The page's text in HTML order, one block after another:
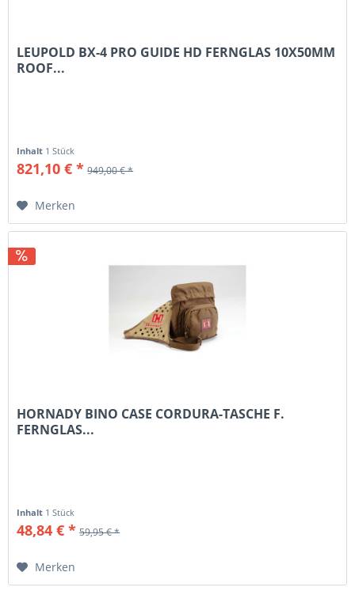
LEUPOLD BX-4 PRO GUIDE HD FERNGLAS 10X50MM
ROOF...
Inhalt 1 Stück
821,10 € * 949,00 € *
Merken
HORNADY BINO CASE CORDURA-TASCHE F.
FERNGLAS...
Inhalt 1 Stück
48,84 € * 59,95 € *
Merken